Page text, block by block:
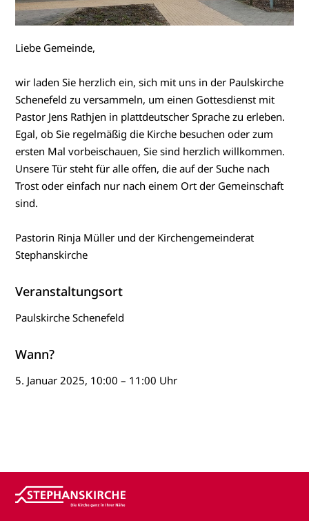
Liebe Gemeinde,
wir laden Sie herzlich ein, sich mit uns in der Paulskirche
Schenefeld zu versammeln, um einen Gottesdienst mit
Pastor Jens Rathjen in plattdeutscher Sprache zu erleben.
Egal, ob Sie regelmäßig die Kirche besuchen oder zum
ersten Mal vorbeischauen, Sie sind herzlich willkommen.
Unsere Tür steht für alle offen, die auf der Suche nach
Trost oder einfach nur nach einem Ort der Gemeinschaft
sind.
Pastorin Rinja Müller und der Kirchengemeinderat
Stephanskirche
Veranstaltungsort
Paulskirche Schenefeld
Wann?
5. Januar 2025, 10:00 – 11:00 Uhr